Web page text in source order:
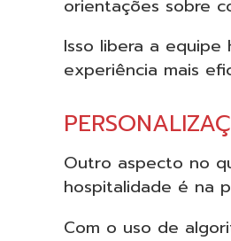
orientações sobre
Isso libera a equipe
experiência mais
Outro aspecto no
hospitalidade é na
Com o uso de